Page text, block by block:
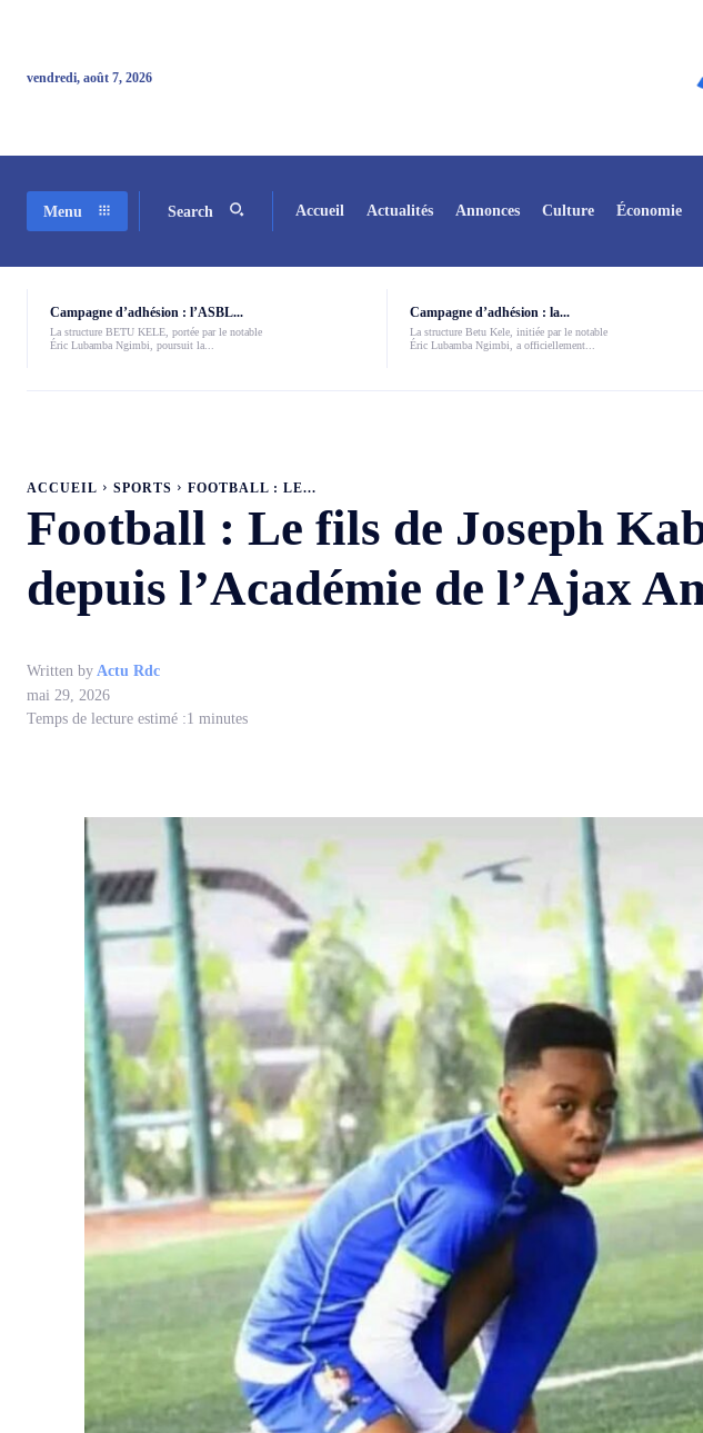
vendredi, août 7, 2026
Menu Search Accueil Actualités Annonces Culture Économie
Campagne d’adhésion : l’ASBL...
La structure BETU KELE, portée par le notable
Éric Lubamba Ngimbi, poursuit la...
Campagne d’adhésion : la...
La structure Betu Kele, initiée par le notable
Éric Lubamba Ngimbi, a officiellement...
ACCUEIL SPORTS FOOTBALL : LE...
Football : Le fils de Joseph
depuis l’Académie de l’Ajax
Written by Actu Rdc
mai 29, 2026
Temps de lecture estimé :1 minutes